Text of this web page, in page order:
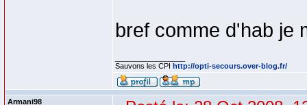
bref comme d'hab je
Sauvons les CPI http://opti-secours.over-blog.fr/
Armani98